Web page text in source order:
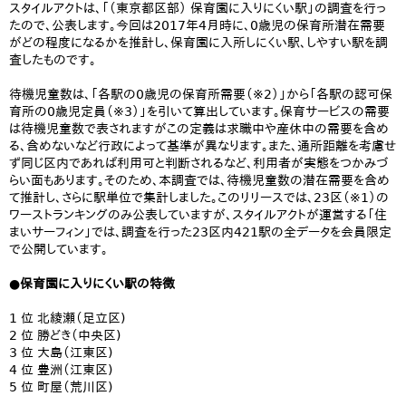
スタイルアクトは、「（東京都区部） 保育園に入りにくい駅」の調査を行っ
たので、公表します。今回は2017年4月時に、0歳児の保育所潜在需要
がどの程度になるかを推計し、保育園に入所しにくい駅、しやすい駅を調
査したものです。
待機児童数は、「各駅の0歳児の保育所需要（※2）」から「各駅の認可保
育所の0歳児定員（※3）」を引いて算出しています。保育サービスの需要
は待機児童数で表されますがこの定義は求職中や産休中の需要を含め
る、含めないなど行政によって基準が異なります。また、通所距離を考慮せ
ず同じ区内であれば利用可と判断されるなど、利用者が実態をつかみづ
らい面もあります。そのため、本調査では、待機児童数の潜在需要を含め
て推計し、さらに駅単位で集計しました。このリリースでは、23区（※1）の
ワーストランキングのみ公表していますが、スタイルアクトが運営する「住
まいサーフィン」では、調査を行った23区内421駅の全データを会員限定
で公開しています。
●保育園に入りにくい駅の特徴
1 位 北綾瀬（足立区)
2 位 勝どき（中央区)
3 位 大島（江東区)
4 位 豊洲（江東区)
5 位 町屋（荒川区)